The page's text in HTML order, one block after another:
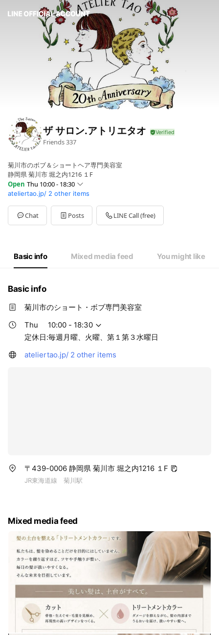
ザ サロン.アトリエタオ
Friends337
菊川市のボブ＆ショートヘア専門美容室
静岡県 菊川市 堀之内1216 １F
Open Thu 10:00 - 18:30
Sun10:00 - 18:30
MonClosed
TueClosed
Wed10:00 - 14:00
10:00 - 18:30
定休日:毎週月曜、火曜、第１第３水曜日
ateliertao.jp/ 2 other items
Chat Posts LINE Call (free)
Basic info Mixed media feed You might like
Basic info
菊川市のショート・ボブ専門美容室
Thu
10:00 - 18:30
定休日:毎週月曜、火曜、第１第３水曜日
ateliertao.jp/ 2 other items
〒439-0006 静岡県 菊川市 堀之内1216 １F
JR東海道線 菊川駅
Mixed media feed